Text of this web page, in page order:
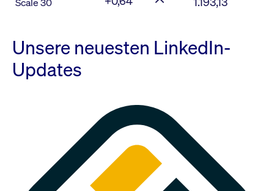
Unsere neuesten LinkedIn-
Updates